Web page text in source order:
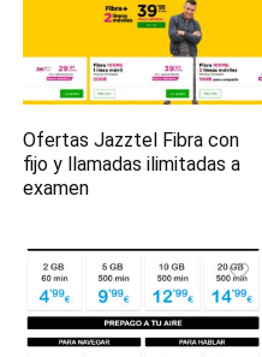
Ofertas Jazztel Fibra con
fijo y llamadas ilimitadas a
examen